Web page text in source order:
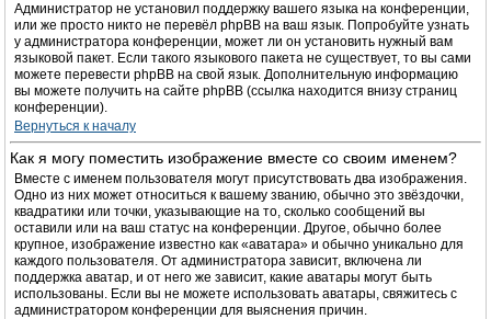
Администратор не установил поддержку вашего языка на конференции,
или же просто никто не перевёл phpBB на ваш язык. Попробуйте узнать
у администратора конференции, может ли он установить нужный вам
языковой пакет. Если такого языкового пакета не существует, то вы сами
можете перевести phpBB на свой язык. Дополнительную информацию
вы можете получить на сайте phpBB (ссылка находится внизу страниц
конференции).
Вернуться к началу
Как я могу поместить изображение вместе со своим именем?
Вместе с именем пользователя могут присутствовать два изображения.
Одно из них может относиться к вашему званию, обычно это звёздочки,
квадратики или точки, указывающие на то, сколько сообщений вы
оставили или на ваш статус на конференции. Другое, обычно более
крупное, изображение известно как «аватара» и обычно уникально для
каждого пользователя. От администратора зависит, включена ли
поддержка аватар, и от него же зависит, какие аватары могут быть
использованы. Если вы не можете использовать аватары, свяжитесь с
администратором конференции для выяснения причин.